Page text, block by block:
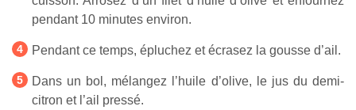
pendant 10 minutes environ.
Pendant ce temps, épluchez et écrasez la gousse d’ail.
Dans un bol, mélangez l’huile d’olive, le jus du demi-
citron et l’ail pressé.